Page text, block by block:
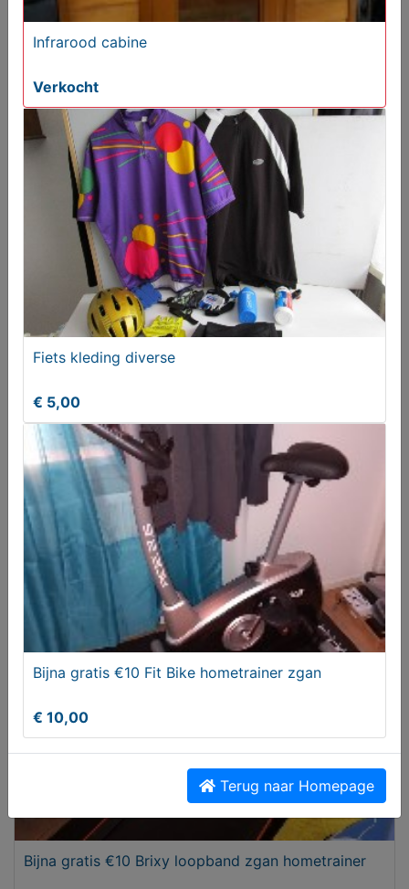
Blad tegels - Veer tegels - Visschubtegels -
Badkamertegels
Infrarood cabine
Verkocht
Bijna gratis €10 Brixy loopband zgan hometrainer
Infrarood cabine
Verkocht
Fiets kleding diverse
€ 5,00
Bijna gratis €10 Fit Bike hometrainer zgan
€ 10,00
Terug naar Homepage